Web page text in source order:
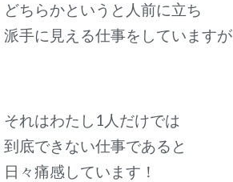
どちらかというと人前に立ち
派手に見える仕事をしていますが
それはわたし1人だけでは
到底できない仕事であると
日々痛感しています！